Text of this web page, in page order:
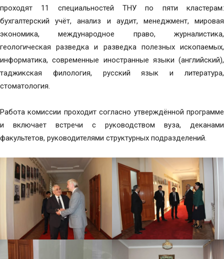
проходят 11 специальностей ТНУ по пяти кластерам:
бухгалтерский учёт, анализ и аудит, менеджмент, мировая
экономика, международное право, журналистика,
геологическая разведка и разведка полезных ископаемых,
информатика, современные иностранные языки (английский),
таджикская филология, русский язык и литература,
стоматология.
Работа комиссии проходит согласно утверждённой программе
и включает встречи с руководством вуза, деканами
факультетов, руководителями структурных подразделений.